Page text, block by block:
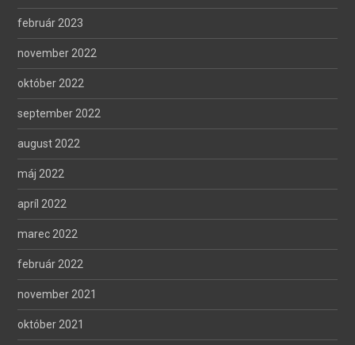
február 2023
november 2022
október 2022
september 2022
august 2022
máj 2022
apríl 2022
marec 2022
február 2022
november 2021
október 2021